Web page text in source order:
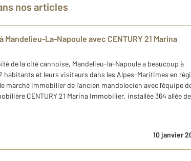
nos articles
Mandelieu-La-Napoule avec CENTURY 21 Marina
de la cité cannoise, Mandelieu-la-Napoule a beaucoup à
habitants et leurs visiteurs dans les Alpes-Maritimes en
marché immobilier de l’ancien mandolocien avec l’équipe
CENTURY 21 Marina Immobilier, installée 364 allée
10 janvier